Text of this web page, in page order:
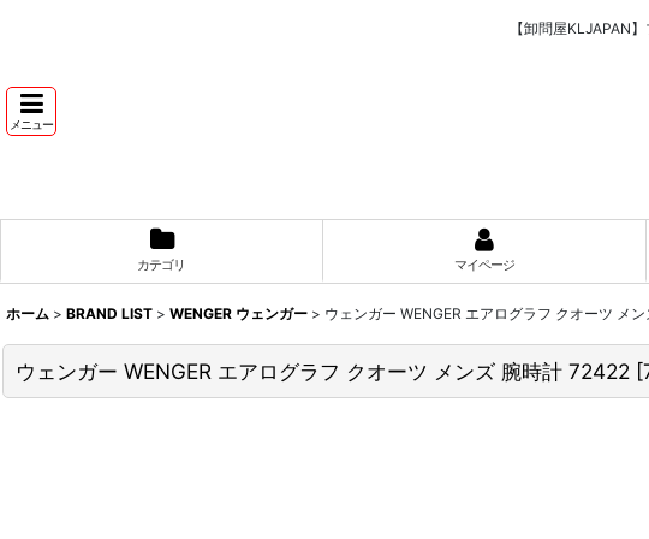
【卸問屋KLJAPAN
メニュー
カテゴリ マイページ
ホーム > BRAND LIST > WENGER ウェンガー > ウェンガー WENGER エアログラフ クオーツ メ
ウェンガー WENGER エアログラフ クオーツ メンズ 腕時計 72422 [